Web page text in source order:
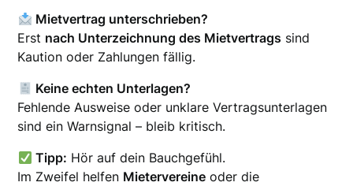
Mietvertrag unterschrieben?
Erst nach Unterzeichnung des Mietvertrags sind
Kaution oder Zahlungen fällig.
Keine echten Unterlagen?
Fehlende Ausweise oder unklare Vertragsunterlagen
sind ein Warnsignal – bleib kritisch.
Tipp: Hör auf dein Bauchgefühl.
Im Zweifel helfen Mietervereine oder die